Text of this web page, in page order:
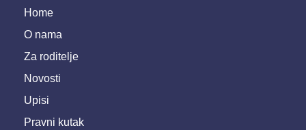
Home
O nama
Za roditelje
Novosti
Upisi
Pravni kutak